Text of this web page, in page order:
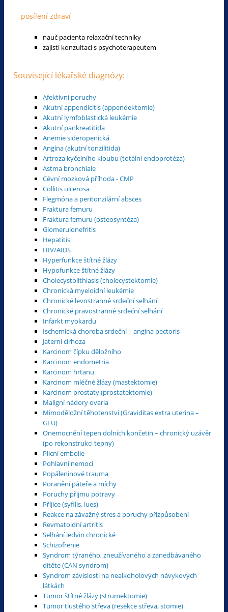
posílení zdraví
nauč pacienta relaxační techniky
zajisti konzultaci s psychoterapeutem
Související lékařské diagnózy:
Afektivní poruchy
Akutní appendicitis (appendektomie)
Akutní lymfoblastická leukémie
Akutní pankreatitida
Anemie sideropenická
Angína (akutní tonzilitida)
Artroza kyčelního kloubu (totální endoprotéza)
Astma bronchiale
Cévní mozková příhoda - CMP
Collitis ulcerosa
Flegmóna a peritonzilární absces
Fraktura femuru
Fraktura femuru (osteosyntéza)
Glomerulonefritis
Hepatitis
HIV/AIDS
Hyperfunkce štítné žlázy
Hypofunkce štítné žlázy
Cholecystolithiasis (cholecystektomie)
Chronická myeloidní leukémie
Chronické levostranné srdeční selhání
Chronické pravostranné srdeční selhání
Infarkt myokardu
Ischemická choroba srdeční – angina pectoris
Jaterní cirhoza
Karcinom čípku děložního
Karcinom endometria
Karcinom hrtanu
Karcinom mléčné žlázy (mastektomie)
Karcinom prostaty (prostatektomie)
Maligní nádory ovaria
Mimoděložní těhotenství (Graviditas extra uterina –
GEU)
Onemocnění tepen dolních končetin – chronický uzávěr
(po rekonstrukci tepny)
Plicní embolie
Pohlavní nemoci
Popáleninové trauma
Poranění páteře a míchy
Poruchy přijmu potravy
Příjice (syfilis, lues)
Reakce na závažný stres a poruchy přizpůsobení
Revmatoidní artritis
Selhání ledvin chronické
Schizofrenie
Syndrom týraného, zneužívaného a zanedbávaného
dítěte (CAN syndrom)
Syndrom závislosti na nealkoholových návykových
látkách
Tumor štítné žlázy (strumektomie)
Tumor tlustého střeva (resekce střeva, stomie)